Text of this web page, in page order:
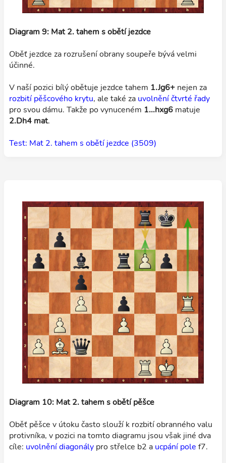
Diagram 9: Mat 2. tahem s obětí jezdce
Oběť jezdce za rozrušení obrany soupeře bývá velmi
účinné.
V naší pozici bílý obětuje jezdce tahem 1.Jg6+ nejen za
rozbití pěšcového krytu, ale také za uvolnění čtvrté řady
pro svou dámu. Takže po vynuceném 1...hxg6 matuje
2.Dh4 mat.
Test: Mat 2. tahem s obětí jezdce (3509)
Diagram 10: Mat 2. tahem s obětí pěšce
Oběť pěšce v útoku často slouží k rozbití obranného valu
protivníka, v pozici na tomto diagramu jsou však jiné dva
cíle: uvolnění diagonály pro střelce b2 a ucpání pole f7.